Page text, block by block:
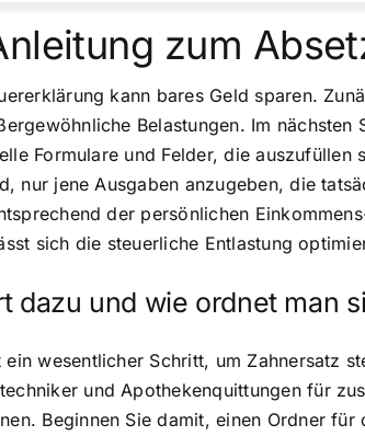
zum
kann bares Geld sparen.
Belastungen. Im
Formulare und Felder, die
nur jene Ausgaben anzugeben, die
der persönlichen
sich die steuerliche Entlastung
dazu und wie ordnet man
wesentlicher Schritt, um Zahnersatz
und Apothekenquittungen für
Beginnen Sie damit, einen Ordner